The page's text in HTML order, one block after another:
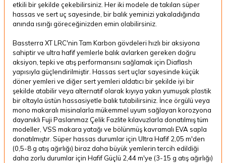
etkili bir şekilde çekebilirsiniz. Her iki modele de takılan süper
hassas ve sert uç sayesinde, bir balık yeminizi yakaladığında
anında ısırığı göreceğinizden emin olabilirsiniz.
Bassterra XT LRC'nin Tam Karbon gövdeleri hızlı bir aksiyona
sahiptir ve ultra hafif yemlerle balık avlarken gereken doğru
aksiyon, tepki ve atış performansını sağlamak için Diaflash
yapısıyla güçlendirilmiştir. Hassas sert uçlar sayesinde küçük
döner yemleri ve diğer sert yemleri aldatıcı bir şekilde iyi bir
şekilde atabilir veya alternatif olarak kıyıya yakın yumuşak plastik
bir oltayla üstün hassasiyetle balık tutabilirsiniz. İnce örgülü veya
mono makaralı misinalarla mükemmel uyum sağlayan korozyona
dayanıklı Fuji Paslanmaz Çelik Fazlite kılavuzlarla donatılmış tüm
modeller, VSS makara yatağı ve bölünmüş kavramalı EVA sapla
donatılmıştır. Süper hassas durumlar için Ultra Hafif 2,05 m'den
(0,5-8 g atış ağırlığı) biraz daha büyük yemlerin tercih edildiği
daha zorlu durumlar için Hafif Güçlü 2,44 m'ye (3-15 g atış ağırlığı)